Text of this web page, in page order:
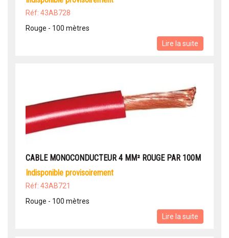
Réf: 43AB728
Rouge - 100 mètres
Lire la suite
CABLE MONOCONDUCTEUR 4 MM² ROUGE PAR 100M
indisponible provisoirement
Réf: 43AB721
Rouge - 100 mètres
Lire la suite